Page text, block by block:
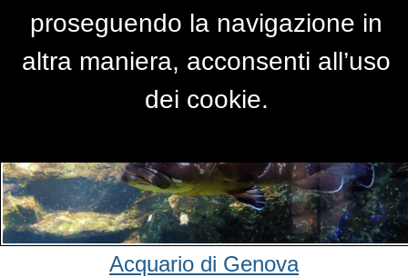
PRIMO PIANO
Acquario di Genova
proseguendo la navigazione in
altra maniera, acconsenti all’uso
dei cookie.